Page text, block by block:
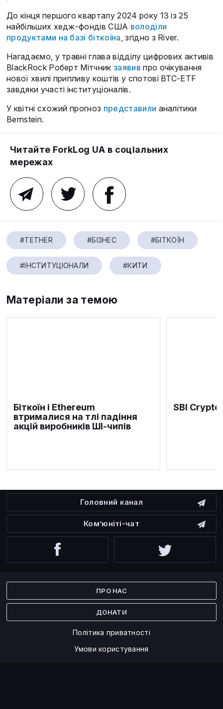
До кінця першого кварталу 2024 року 13 із 25
найбільших хедж-фондів США володіли
продуктами на базі біткоїна, згідно з River.
Нагадаємо, у травні глава відділу цифрових активів
BlackRock Роберт Мітчник заявив про очікування
нової хвилі припливу коштів у спотові BTC-ETF
завдяки участі інституціоналів.
У квітні схожий прогноз представили аналітики
Bernstein.
Читайте ForkLog UA в соціальних
мережах
#TETHER #БІЗНЕС #БІТКОЇН
#ІНСТИТУЦІОНАЛИ #КИТИ
Матеріали за темою
Біткоїн і Ethereum
втрималися на тлі падіння
акцій виробників ШІ-чипів
SBI Crypto
Головний канал
Ком’юніті-чат
ПРО НАС
ДОНАТИ
Політика приватності
Умови користування